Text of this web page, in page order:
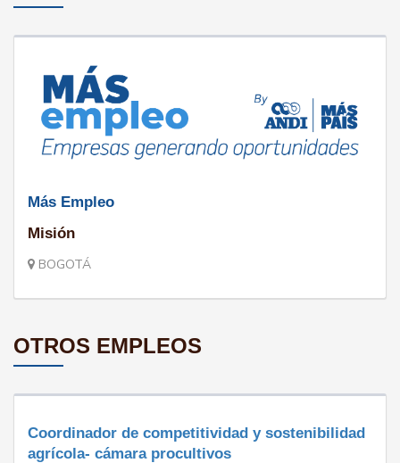
Más Empleo
Misión
BOGOTÁ
OTROS EMPLEOS
Coordinador de competitividad y sostenibilidad
agrícola- cámara procultivos